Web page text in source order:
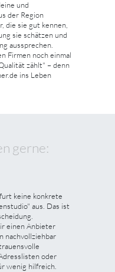
und
der Region
die sie gut kennen,
sie schätzen und
aussprechen.
Firmen noch einmal
zählt" – denn
ins Leben
gerne:
keine konkrete
aus. Das ist
einen Anbieter
nachvollziehbar
oder
wenig hilfreich.